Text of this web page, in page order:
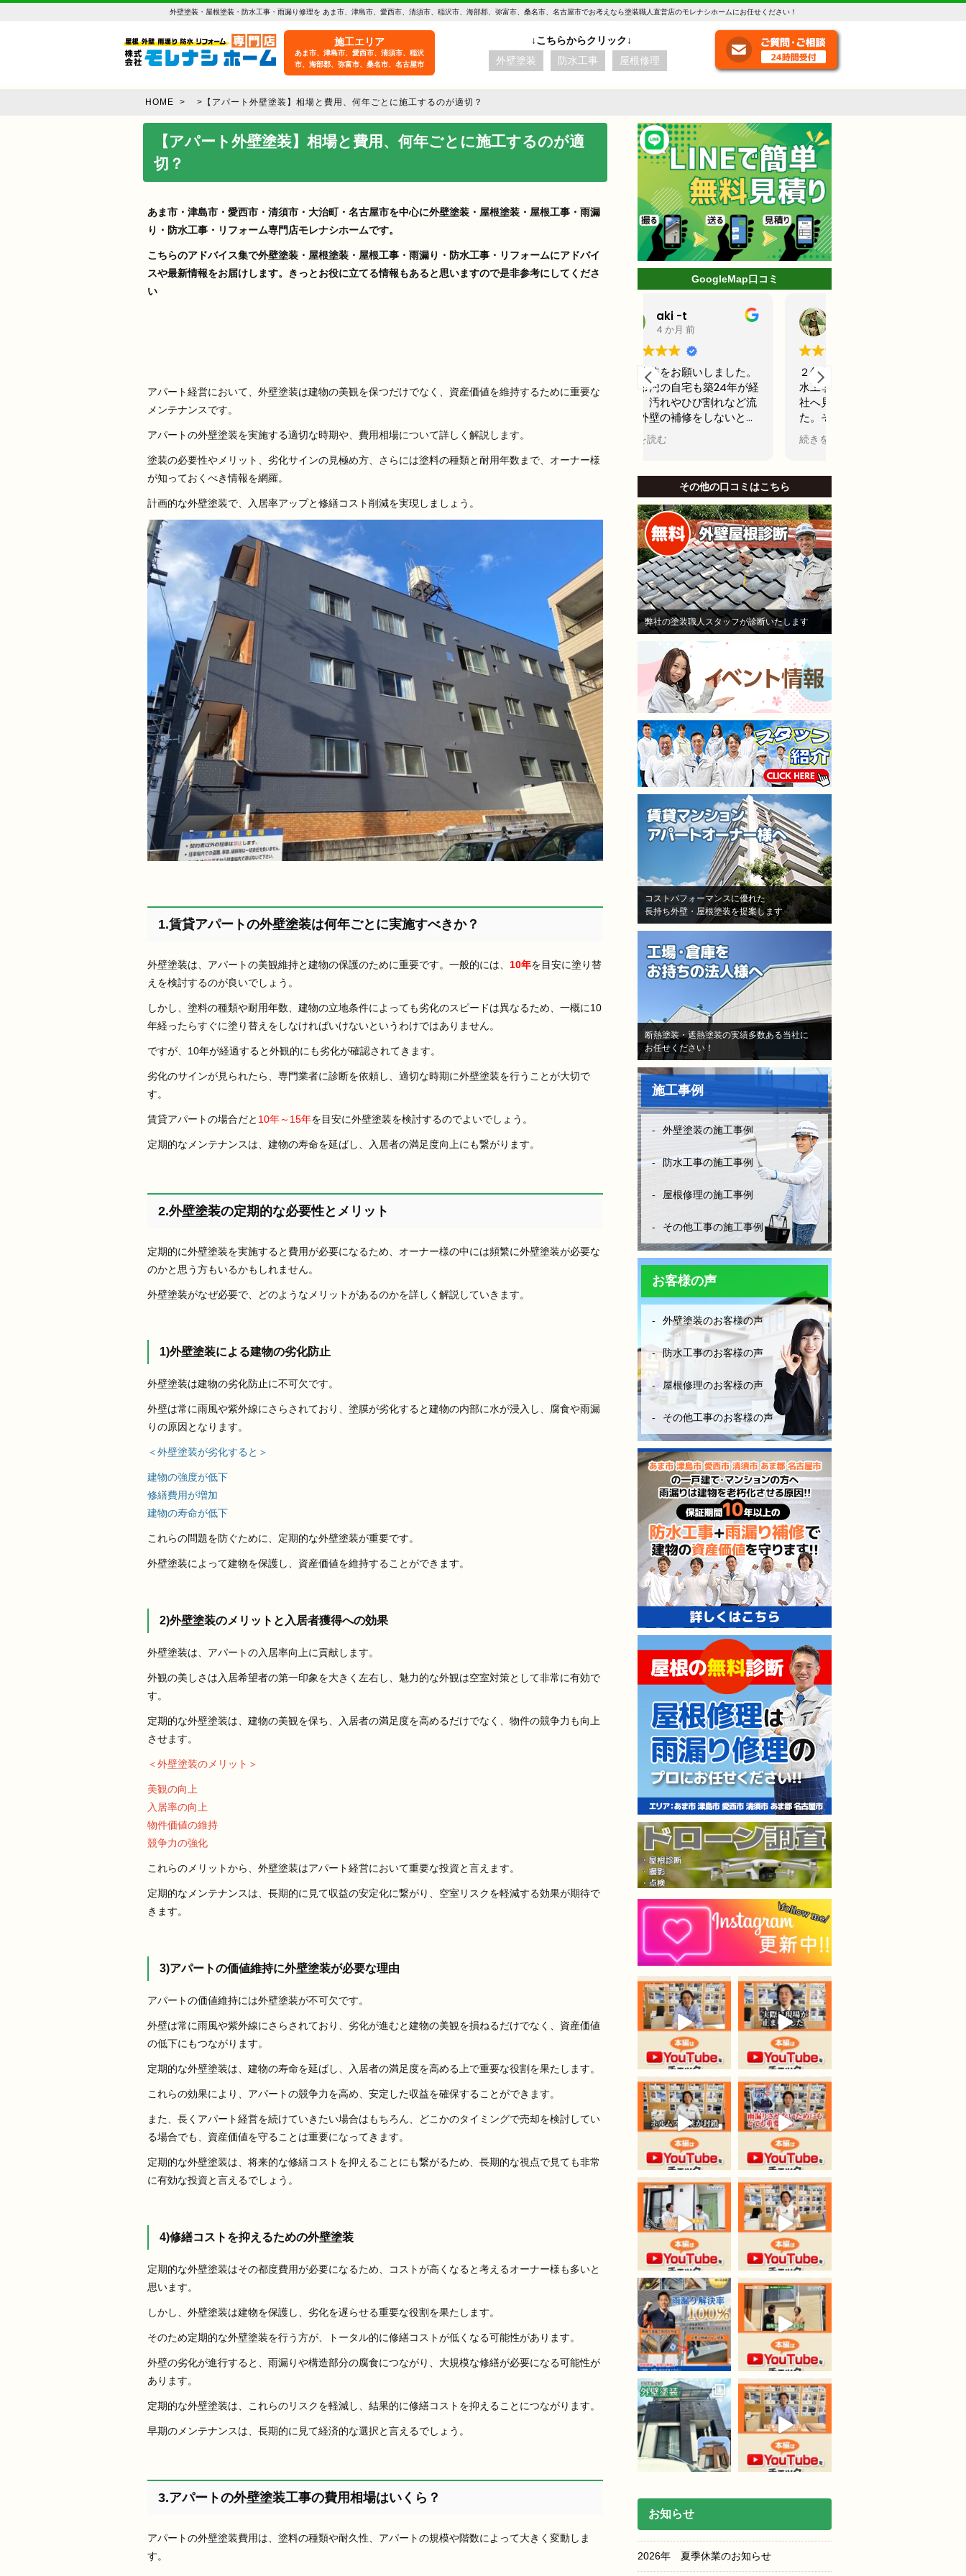
外壁塗装・屋根塗装・防水工事・雨漏り修理を あま市、津島市、愛西市、清須市、稲沢市、海部郡、弥富市、桑名市、名古屋市でお考えなら塗装職人直営店のモレナシホームにお任せください！
施工エリア
あま市、津島市、愛西市、清須市、稲沢
市、海部郡、弥富市、桑名市、名古屋市
外壁塗装 防水工事 屋根修理
HOME > > 【アパート外壁塗装】相場と費用、何年ごとに施工するのが適切？
【アパート外壁塗装】相場と費用、何年ごとに施工するのが適
切？
あま市・津島市・愛西市・清須市・大治町・名古屋市を中心に外壁塗装・屋根塗装・屋根工事・雨漏
り・防水工事・リフォーム専門店モレナシホームです。
こちらのアドバイス集で外壁塗装・屋根塗装・屋根工事・雨漏り・防水工事・リフォームにアドバイ
スや最新情報をお届けします。きっとお役に立てる情報もあると思いますので是非参考にしてくださ
い
アパート経営において、外壁塗装は建物の美観を保つだけでなく、資産価値を維持するために重要な
メンテナンスです。
アパートの外壁塗装を実施する適切な時期や、費用相場について詳しく解説します。
塗装の必要性やメリット、劣化サインの見極め方、さらには塗料の種類と耐用年数まで、オーナー様
が知っておくべき情報を網羅。
計画的な外壁塗装で、入居率アップと修繕コスト削減を実現しましょう。
1.賃貸アパートの外壁塗装は何年ごとに実施すべきか？
外壁塗装は、アパートの美観維持と建物の保護のために重要です。一般的には、10年を目安に塗り替
えを検討するのが良いでしょう。
しかし、塗料の種類や耐用年数、建物の立地条件によっても劣化のスピードは異なるため、一概に10
年経ったらすぐに塗り替えをしなければいけないというわけではありません。
ですが、10年が経過すると外観的にも劣化が確認されてきます。
劣化のサインが見られたら、専門業者に診断を依頼し、適切な時期に外壁塗装を行うことが大切で
す。
賃貸アパートの場合だと 10年～15年を目安に外壁塗装を検討するのでよいでしょう。
定期的なメンテナンスは、建物の寿命を延ばし、入居者の満足度向上にも繋がります。
2.外壁塗装の定期的な必要性とメリット
定期的に外壁塗装を実施すると費用が必要になるため、オーナー様の中には頻繁に外壁塗装が必要な
のかと思う方もいるかもしれません。
外壁塗装がなぜ必要で、どのようなメリットがあるのかを詳しく解説していきます。
1)外壁塗装による建物の劣化防止
外壁塗装は建物の劣化防止に不可欠です。
外壁は常に雨風や紫外線にさらされており、塗膜が劣化すると建物の内部に水が浸入し、腐食や雨漏
りの原因となります。
＜外壁塗装が劣化すると＞
建物の強度が低下
修繕費用が増加
建物の寿命が低下
これらの問題を防ぐために、定期的な外壁塗装が重要です。
外壁塗装によって建物を保護し、資産価値を維持することができます。
2)外壁塗装のメリットと入居者獲得への効果
外壁塗装は、アパートの入居率向上に貢献します。
外観の美しさは入居希望者の第一印象を大きく左右し、魅力的な外観は空室対策として非常に有効で
す。
定期的な外壁塗装は、建物の美観を保ち、入居者の満足度を高めるだけでなく、物件の競争力も向上
させます。
＜外壁塗装のメリット＞
美観の向上
入居率の向上
物件価値の維持
競争力の強化
これらのメリットから、外壁塗装はアパート経営において重要な投資と言えます。
定期的なメンテナンスは、長期的に見て収益の安定化に繋がり、空室リスクを軽減する効果が期待で
きます。
3)アパートの価値維持に外壁塗装が必要な理由
アパートの価値維持には外壁塗装が不可欠です。
外壁は常に雨風や紫外線にさらされており、劣化が進むと建物の美観を損ねるだけでなく、資産価値
の低下にもつながります。
定期的な外壁塗装は、建物の寿命を延ばし、入居者の満足度を高める上で重要な役割を果たします。
これらの効果により、アパートの競争力を高め、安定した収益を確保することができます。
また、長くアパート経営を続けていきたい場合はもちろん、どこかのタイミングで売却を検討してい
る場合でも、資産価値を守ることは重要になってきます。
定期的な外壁塗装は、将来的な修繕コストを抑えることにも繋がるため、長期的な視点で見ても非常
に有効な投資と言えるでしょう。
4)修繕コストを抑えるための外壁塗装
定期的な外壁塗装はその都度費用が必要になるため、コストが高くなると考えるオーナー様も多いと
思います。
しかし、外壁塗装は建物を保護し、劣化を遅らせる重要な役割を果たします。
そのため定期的な外壁塗装を行う方が、トータル的に修繕コストが低くなる可能性があります。
外壁の劣化が進行すると、雨漏りや構造部分の腐食につながり、大規模な修繕が必要になる可能性が
あります。
定期的な外壁塗装は、これらのリスクを軽減し、結果的に修繕コストを抑えることにつながります。
早期のメンテナンスは、長期的に見て経済的な選択と言えるでしょう。
3.アパートの外壁塗装工事の費用相場はいくら？
アパートの外壁塗装費用は、塗料の種類や耐久性、アパートの規模や階数によって大きく変動しま
す。
GoogleMap口コミ
​稲沢市内の自宅も築24年が経
過し、汚れやひび割れなど流
けないと考えていたところ、
らにご相談しました。
ディングを張り替えた方が良
さいました。
家の状態に合わせた的確なア
ドバイスをいただけたこと
が、大きな安心感と決め手に
​現場に来てくださった職人さ
んは、細かい部分まで非常に
丁寧な仕事をされており、毎
日の進捗報告もあったので安
心してお任せできました。
​長年の傷みが気になっていた
箇所も新築のように綺麗にな
り、大変満足しています。
モレナシホームさんにお願い
して本当に良かったです。あ
りがとうございました。
続きを読む
ミッキー
２年前に、アパート屋上の防
水工事を行う為に、A社とB
社へ見積もりを依頼しまし
た。そのA社が（株）モレナ
当初私は、水漏れがないのな
B社を選び防水工事，施工を
お願いしました。Ｂしかし、
半年も立たないうちに、沢山
の亀裂がはいり、業者に連絡
して、その後補修工事をし、
さらに3ヶ月後に賃貸で貸し
ていたお部屋に水漏れを起こ
し、住人さんにご迷惑をおか
けして、その後退所され、お
部屋は、全部屋水漏れ！大損
害！即業者に連絡して、原因
を追求すべく様依頼！
施工担当者3人が調査に来
て、結果原因が施工不良と認
めた！しかし、「安いから、
防水が薄くなった！」「鳥が
突っついたりする亀裂だ！」
とか色々訳分からないいい訳
をしてきました。
結局自分達の施工不良を認め
たにも関わらず、保証はな
し！一年も経ってないのに、
水漏れ！ありえない！怒り
しかありませんでした
その後A社の（株）モレナシ
ホームさんへ再度見積もりを
依頼！
状況を説明し、凄く親身に相
談にのって頂き、今度こそは
と信用して（株）モレナシホ
ームさんで再度防水工事、施
工をお願いしました。
当初はB社のトラウマで不安
しかなかったけど、（株）モ
レナシホームさんはとにかく
納得いく丁寧な説明や、時間
を費やしてくださり、また報
告書や日程など、仕事がきち
んとされていて、本当に安心
して、お任せできました。B
社とは全く比べものになりま
せん。
お客様に対してしっかり寄り
添い向き合って頂き、その日
の施工状況をLINEの写メにて
確認ができたりと、徹底した
管理とお客様の配慮等連携さ
れ凄く安心できました。
防水工事は決して安ければい
い！はダメです。水漏れをし
ては意味がない！やはりそれ
なりにお金はかかりますが、
長い年月を考えたら、妥当な
金額です。やはり、安心と信
頼あるきちんとした業者を選
ぶ事は大切だなーとこの度凄
（株）モレナシホームさんに
防水工事お願いして本当に良
かったと思います。
今後も点検やメンテナンス等
お世話になりますが、宜しく
お願いします。
防水工事、施工完工し、やっ
と、ホッとできました。
感謝しかないです。
本当にありがとうございまし
た。
続きを読む
その他の口コミはこちら
弊社の塗装職人スタッフが診断いたします
コストパフォーマンスに優れた
長持ち外壁・屋根塗装を提案します
断熱塗装・遮熱塗装の実績多数ある当社に
お任せください！
施工事例
外壁塗装の施工事例
防水工事の施工事例
屋根修理の施工事例
その他工事の施工事例
お客様の声
外壁塗装のお客様の声
防水工事のお客様の声
屋根修理のお客様の声
その他工事のお客様の声
お知らせ
2026年 夏季休業のお知らせ